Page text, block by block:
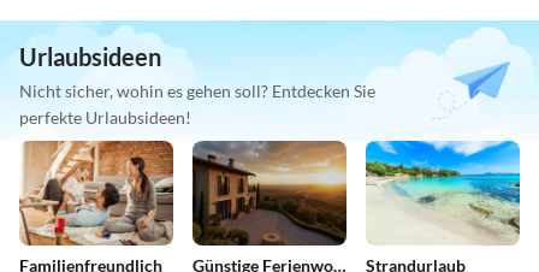
Urlaubsideen
Nicht sicher, wohin es gehen soll? Entdecken Sie
perfekte Urlaubsideen!
Familienfreundlich Günstige Ferienwohnungen Strandurlaub